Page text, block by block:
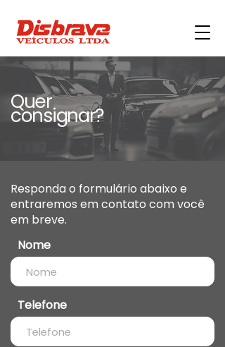
Quer
consignar?
Responda o formulário abaixo e
entraremos em contato com você
em breve.
Nome
Telefone